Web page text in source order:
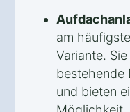
am
Variante.
bestehende
und bieten